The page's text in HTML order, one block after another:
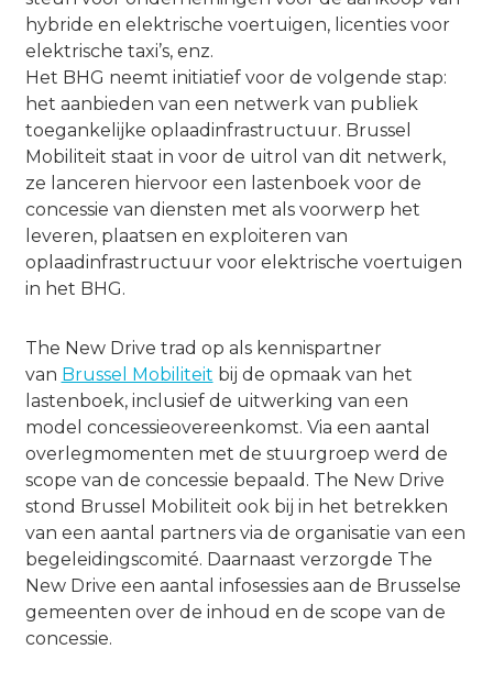
hybride en elektrische voertuigen, licenties voor
elektrische taxi’s, enz.
Het BHG neemt initiatief voor de volgende stap:
het aanbieden van een netwerk van publiek
toegankelijke oplaadinfrastructuur. Brussel
Mobiliteit staat in voor de uitrol van dit netwerk,
ze lanceren hiervoor een lastenboek voor de
concessie van diensten met als voorwerp het
leveren, plaatsen en exploiteren van
oplaadinfrastructuur voor elektrische voertuigen
in het BHG.
The New Drive trad op als kennispartner
van Brussel Mobiliteit bij de opmaak van het
lastenboek, inclusief de uitwerking van een
model concessieovereenkomst. Via een aantal
overlegmomenten met de stuurgroep werd de
scope van de concessie bepaald. The New Drive
stond Brussel Mobiliteit ook bij in het betrekken
van een aantal partners via de organisatie van een
begeleidingscomité. Daarnaast verzorgde The
New Drive een aantal infosessies aan de Brusselse
gemeenten over de inhoud en de scope van de
concessie.